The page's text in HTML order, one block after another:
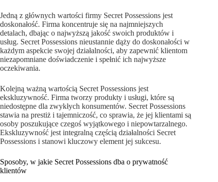
Jedną z głównych wartości firmy Secret Possessions jest
doskonałość. Firma koncentruje się na najmniejszych
detalach, dbając o najwyższą jakość swoich produktów i
usług. Secret Possessions nieustannie dąży do doskonałości w
każdym aspekcie swojej działalności, aby zapewnić klientom
niezapomniane doświadczenie i spełnić ich najwyższe
oczekiwania.
Kolejną ważną wartością Secret Possessions jest
ekskluzywność. Firma tworzy produkty i usługi, które są
niedostępne dla zwykłych konsumentów. Secret Possessions
stawia na prestiż i tajemniczość, co sprawia, że jej klientami są
osoby poszukujące czegoś wyjątkowego i niepowtarzalnego.
Ekskluzywność jest integralną częścią działalności Secret
Possessions i stanowi kluczowy element jej sukcesu.
Sposoby, w jakie Secret Possessions dba o prywatność
klientów